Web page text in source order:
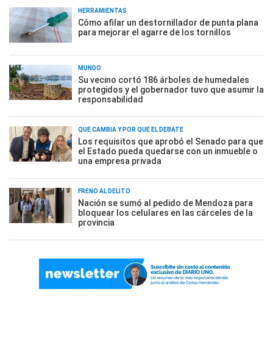
HERRAMIENTAS
Cómo afilar un destornillador de punta plana
para mejorar el agarre de los tornillos
MUNDO
Su vecino cortó 186 árboles de humedales
protegidos y el gobernador tuvo que asumir la
responsabilidad
QUÉ CAMBIA Y POR QUÉ EL DEBATE
Los requisitos que aprobó el Senado para que
el Estado pueda quedarse con un inmueble o
una empresa privada
FRENO AL DELITO
Nación se sumó al pedido de Mendoza para
bloquear los celulares en las cárceles de la
provincia